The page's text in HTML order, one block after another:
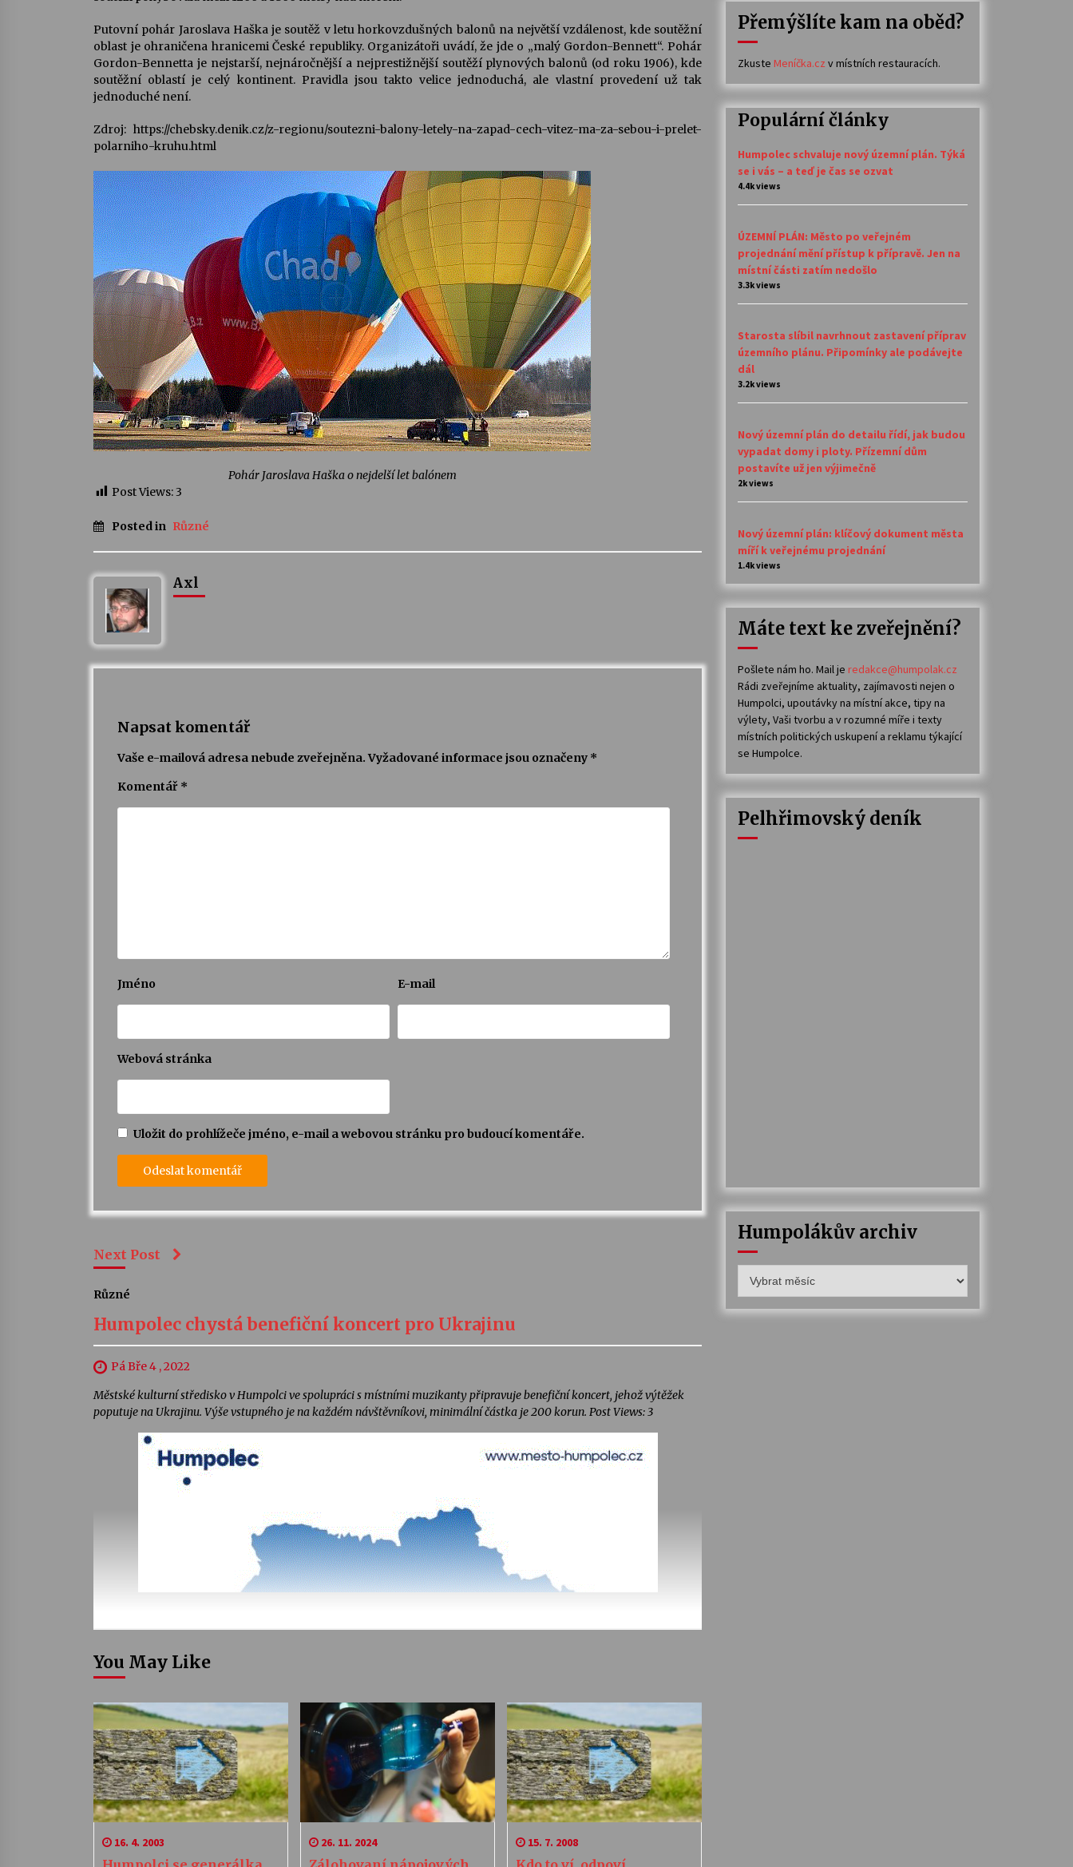
Putovní pohár Jaroslava Haška je soutěž v letu horkovzdušných balonů na největší vzdálenost, kde soutěžní
oblast je ohraničena hranicemi České republiky. Organizátoři uvádí, že jde o „malý Gordon-Bennett“. Pohár
Gordon-Bennetta je nejstarší, nejnáročnější a nejprestižnější soutěží plynových balonů (od roku 1906), kde
soutěžní oblastí je celý kontinent. Pravidla jsou takto velice jednoduchá, ale vlastní provedení už tak
jednoduché není.
Zdroj: https://chebsky.denik.cz/z-regionu/soutezni-balony-letely-na-zapad-cech-vitez-ma-za-sebou-i-prelet-
polarniho-kruhu.html
Pohár Jaroslava Haška o nejdelší let balónem
Post Views:3
Posted in Různé
Axl
Napsat komentář
Vaše e-mailová adresa nebude zveřejněna. Vyžadované informace jsou označeny *
Komentář *
Jméno E-mail
Webová stránka
Uložit do prohlížeče jméno, e-mail a webovou stránku pro budoucí komentáře.
Next Post
Různé
Humpolec chystá benefiční koncert pro Ukrajinu
Pá Bře 4 , 2022
Městské kulturní středisko v Humpolci ve spolupráci s místními muzikanty připravuje benefiční koncert, jehož výtěžek
poputuje na Ukrajinu. Výše vstupného je na každém návštěvníkovi, minimální částka je 200 korun. Post Views: 3
You May Like
16. 4. 2003 26. 11. 2024 15. 7. 2008
Přemýšlíte kam na oběd?
Zkuste Meníčka.cz v místních restauracích.
Populární články
Humpolec schvaluje nový územní plán. Týká
se i vás – a teď je čas se ozvat
4.4k views
ÚZEMNÍ PLÁN: Město po veřejném
projednání mění přístup k přípravě. Jen na
místní části zatím nedošlo
3.3k views
Starosta slíbil navrhnout zastavení příprav
územního plánu. Připomínky ale podávejte
dál
3.2k views
Nový územní plán do detailu řídí, jak budou
vypadat domy i ploty. Přízemní dům
postavíte už jen výjimečně
2k views
Nový územní plán: klíčový dokument města
míří k veřejnému projednání
1.4k views
Máte text ke zveřejnění?
Pošlete nám ho. Mail je redakce@humpolak.cz
Rádi zveřejníme aktuality, zajímavosti nejen o
Humpolci, upoutávky na místní akce, tipy na
výlety, Vaši tvorbu a v rozumné míře i texty
místních politických uskupení a reklamu týkající
se Humpolce.
Pelhřimovský deník
Humpolákův archiv
archiv